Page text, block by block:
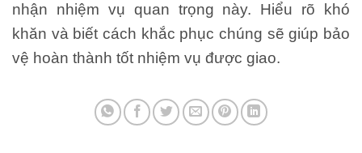
nhận nhiệm vụ quan trọng này. Hiểu rõ khó
khăn và biết cách khắc phục chúng sẽ giúp bảo
vệ hoàn thành tốt nhiệm vụ được giao.